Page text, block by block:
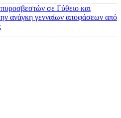
σε Γύθειο και
ανάγκη γενναίων αποφάσεων από